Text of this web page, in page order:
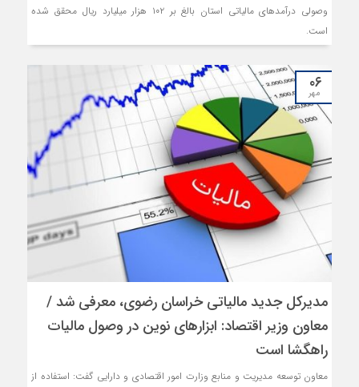
وصولی درآمد‌های مالیاتی استان بالغ بر ۱۰۲ هزار میلیارد ریال محقق شده
است.
۰۶
مهر
مدیرکل جدید مالیاتی خراسان رضوی، معرفی شد /
معاون وزیر اقتصاد: ابزارهای نوین در وصول مالیات
راهگشا است
معاون توسعه مدیریت و منابع وزارت امور اقتصادی و دارایی گفت: استفاده از